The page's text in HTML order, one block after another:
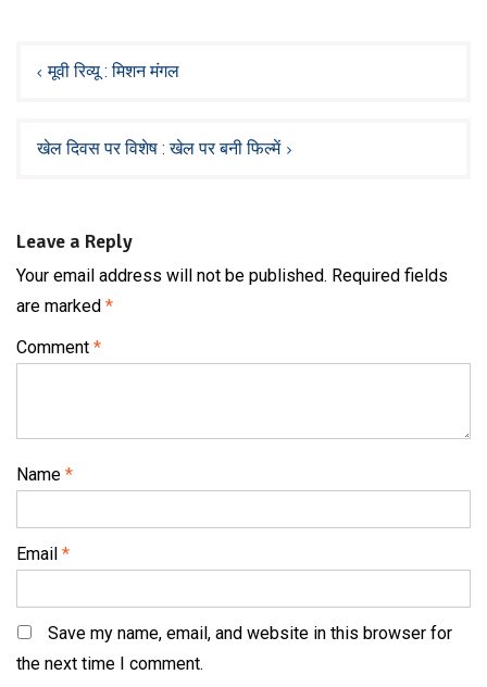
navigation
मूवी रिव्यू : मिशन मंगल
खेल दिवस पर विशेष : खेल पर बनी फिल्में
Leave a Reply
Your email address will not be published. Required fields
are marked *
Comment *
Name *
Email *
Save my name, email, and website in this browser for
the next time I comment.